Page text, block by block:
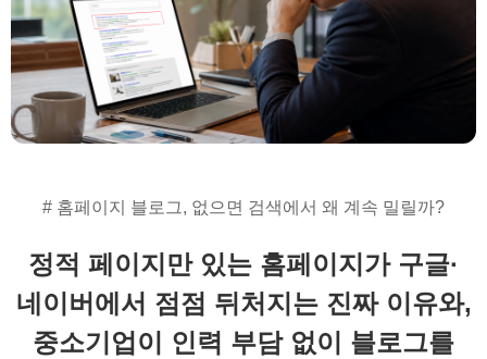
# 홈페이지 블로그, 없으면 검색에서 왜 계속 밀릴까?
정적 페이지만 있는 홈페이지가 구글·
네이버에서 점점 뒤처지는 진짜 이유와,
중소기업이 인력 부담 없이 블로그를